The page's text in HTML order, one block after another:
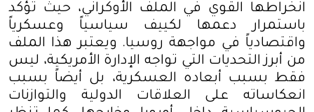
انخراطها القوي في الملف الأوكراني، حيث تؤكد
باستمرار دعمها لكييف سياسياً وعسكرياً
واقتصادياً في مواجهة روسيا. ويعتبر هذا الملف
من أبرز التحديات التي تواجه الإدارة الأمريكية، ليس
فقط بسبب أبعاده العسكرية، بل أيضاً بسبب
انعكاساته على العلاقات الدولية والتوازنات